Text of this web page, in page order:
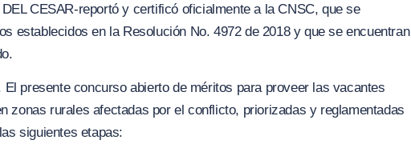
CESAR-reportó y certificó oficialmente a la CNSC, que se
establecidos en la Resolución No. 4972 de 2018 y que se encuentran
El presente concurso abierto de méritos para proveer las vacantes
zonas rurales afectadas por el conflicto, priorizadas y reglamentadas
siguientes etapas: